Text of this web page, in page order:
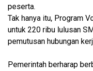
peserta.
Tak hanya itu, Program
untuk 220 ribu lulusan
pemutusan hubungan
Pemerintah berharap